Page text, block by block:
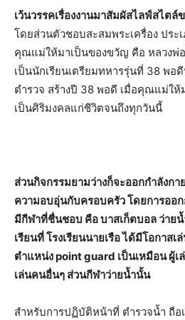
เว้นวรรคเรื่องงานมาสัมผัสไลฟ์สไตล์
โดยส่วนตัวชอบสะสมพระเครื่อง ประ
คุณแม่ให้มาเป็นของขวัญ คือ หลวงพ่
เป็นนักเรียนเตรียมทหารรุ่นที่ 38 พอ
ตำรวจ สร้างปี 38 พอดี เมื่อคุณแม่ใ
เป็นศิริมงคลแก่ชีวิตจนถึงทุกวันนี้
ส่วนกิจกรรมยามว่างก็จะออกกำลังกา
ความอบอุ่นกับครอบครัว โดยการออก
มีกีฬาที่ชื่นชอบ คือ บาสเก็ตบอล ว่ายน้
เรียนที่ โรงเรียนนายเรือ ได้มีโอกาส
ตำแหน่ง point guard เป็นเหมือน ผู้
เล่นคนอื่นๆ ส่วนกีฬาว่ายน้ำนั้น
สำหรับการปฏิบัติหน้าที่ ตำรวจน้ำ ถือ